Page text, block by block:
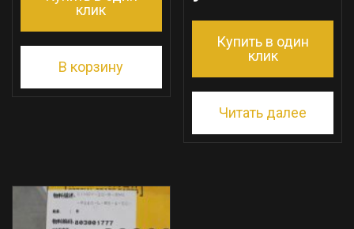
клик
В корзину
Купить в один
клик
Читать далее